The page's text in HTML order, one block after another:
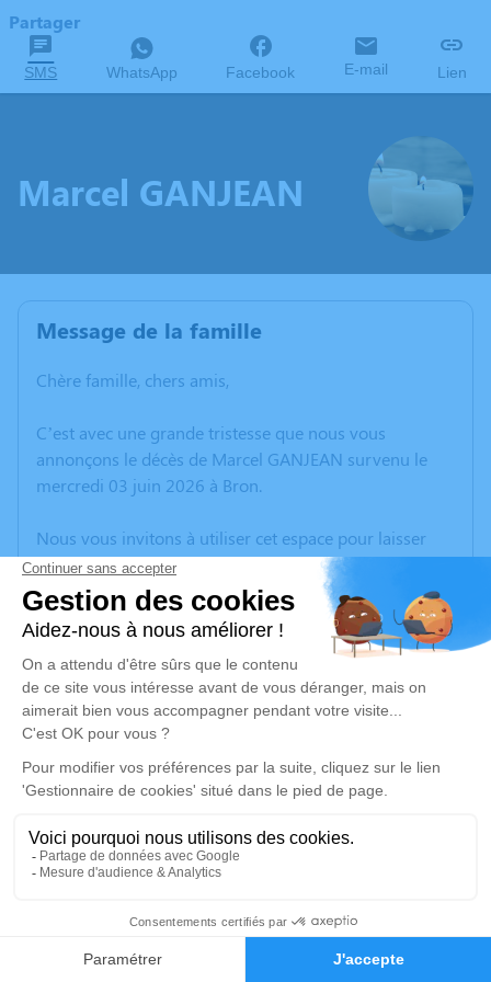
Faire-part Hommages
Partager
SMS WhatsApp Facebook E-mail Lien
Marcel GANJEAN
Message de la famille
Chère famille, chers amis,
C’est avec une grande tristesse que nous vous
annonçons le décès de Marcel GANJEAN survenu le
mercredi 03 juin 2026 à Bron.
Nous vous invitons à utiliser cet espace pour laisser
vos condoléances, partager des photos souvenirs, une
anecdote ou exprimer vos pensées à travers des
poèmes ou des textes. Cet endroit est un lieu
d'expression dédié à honorer la mémoire de Marcel
GANJEAN.
Un service de plantation d’arbre hommage est
disponible ici.
Je rends hommage
Cérémonie
cimetière
38300 Maubec